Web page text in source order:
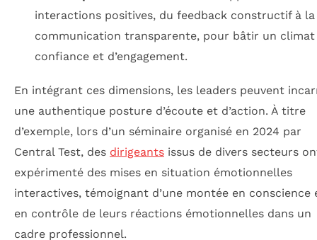
interactions positives, du feedback constructif à la
communication transparente, pour bâtir un climat
confiance et d’engagement.
En intégrant ces dimensions, les leaders peuvent
une authentique posture d’écoute et d’action. À titre
d’exemple, lors d’un séminaire organisé en 2024 par
Central Test, des dirigeants issus de divers secteurs
expérimenté des mises en situation émotionnelles
interactives, témoignant d’une montée en conscience
en contrôle de leurs réactions émotionnelles dans un
cadre professionnel.